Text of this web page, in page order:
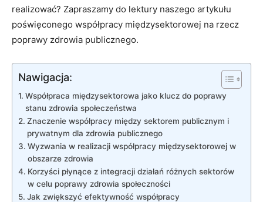
realizować? Zapraszamy do lektury naszego artykułu
poświęconego ⁢współpracy międzysektorowej ‍na rzecz
poprawy zdrowia ⁢publicznego.
Nawigacja:
Współpraca międzysektorowa jako ⁤klucz⁣ do poprawy
stanu zdrowia społeczeństwa
Znaczenie współpracy między sektorem publicznym i ​
prywatnym dla⁣ zdrowia publicznego
Wyzwania w realizacji współpracy międzysektorowej w​
obszarze‍ zdrowia
Korzyści płynące z integracji działań‌ różnych sektorów ​
w celu⁤ poprawy zdrowia‍ społeczności
Jak ​zwiększyć efektywność​ współpracy